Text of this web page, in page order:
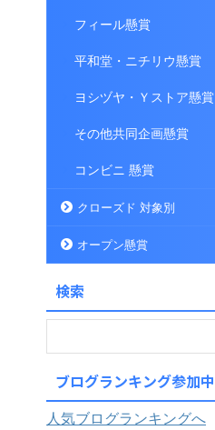
フィール懸賞
平和堂・ニチリウ懸賞
ヨシヅヤ・Ｙストア懸賞
その他共同企画懸賞
コンビニ 懸賞
クローズド 対象別
オープン懸賞
検索
ブログランキング参加中
人気ブログランキングへ